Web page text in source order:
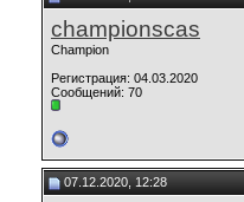
championscas
Champion
Регистрация: 04.03.2020
Сообщений: 70
07.12.2020, 12:28